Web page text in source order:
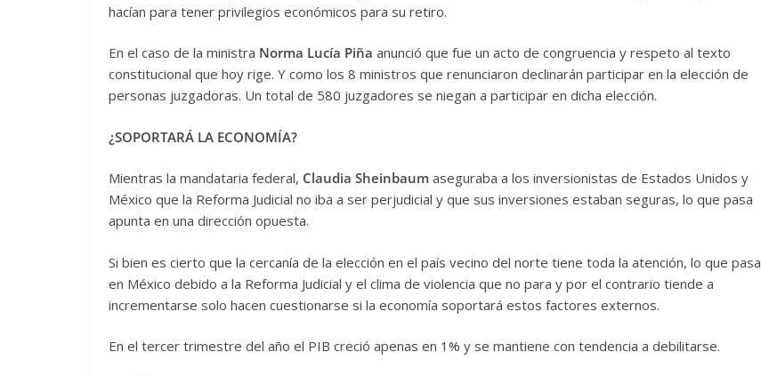
hacían para tener privilegios económicos para su retiro.
En el caso de la ministra Norma Lucía Piña anunció que fue un acto de congruencia y respeto al texto
constitucional que hoy rige. Y como los 8 ministros que renunciaron declinarán participar en la elección de
personas juzgadoras. Un total de 580 juzgadores se niegan a participar en dicha elección.
¿SOPORTARÁ LA ECONOMÍA?
Mientras la mandataria federal, Claudia Sheinbaum aseguraba a los inversionistas de Estados Unidos y
México que la Reforma Judicial no iba a ser perjudicial y que sus inversiones estaban seguras, lo que pasa
apunta en una dirección opuesta.
Si bien es cierto que la cercanía de la elección en el país vecino del norte tiene toda la atención, lo que pasa
en México debido a la Reforma Judicial y el clima de violencia que no para y por el contrario tiende a
incrementarse solo hacen cuestionarse si la economía soportará estos factores externos.
En el tercer trimestre del año el PIB creció apenas en 1% y se mantiene con tendencia a debilitarse.